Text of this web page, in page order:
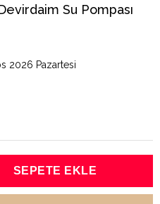
Su Pompası
2026 Pazartesi